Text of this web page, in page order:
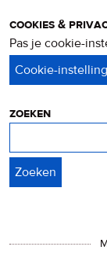
cookies &
Pas je cookie-
zoeken